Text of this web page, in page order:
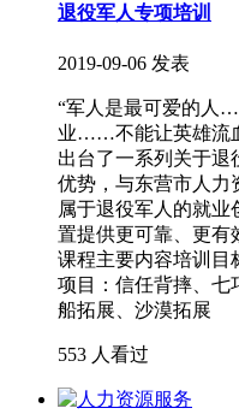
退役军人专项培训
2019-09-06 发表
“军人是最可爱的人
业……不能让英雄流
出台了一系列关于退
优势，与东营市人力
属于退役军人的就
置提供更可靠、更有
课程主要内容培训目
项目：信任背摔、七
船拓展、沙漠拓展
553 人看过